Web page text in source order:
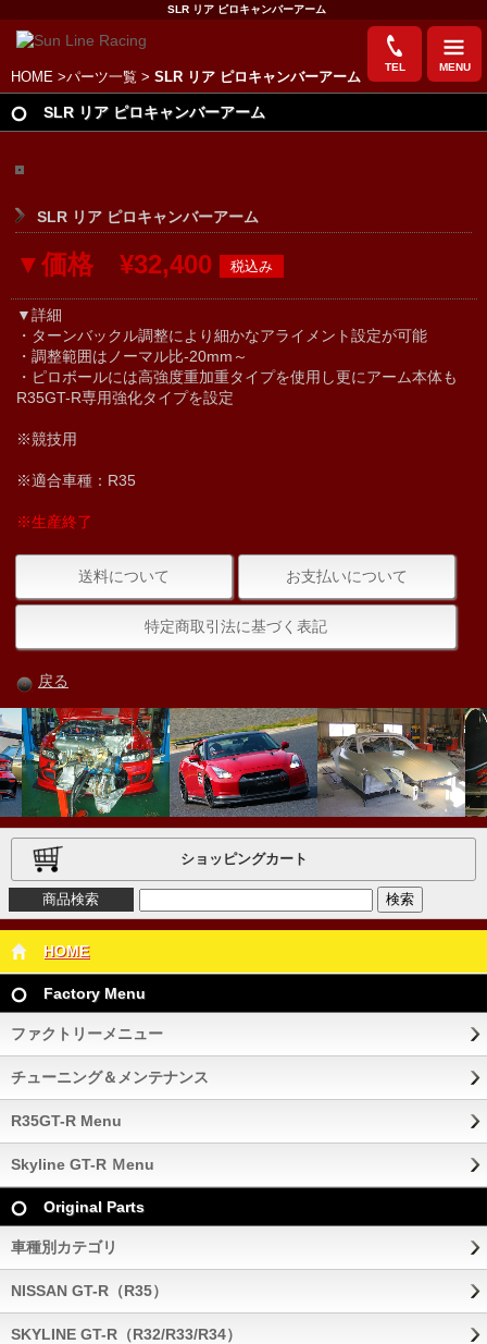
SLR リア ピロキャンバーアーム
TEL MENU
HOME >パーツ一覧 > SLR リア ピロキャンバーアーム
SLR リア ピロキャンバーアーム
SLR リア ピロキャンバーアーム
▼価格 ¥32,400
▼詳細
・ターンバックル調整により細かなアライメント設定が可能
・調整範囲はノーマル比-20mm～
・ピロボールには高強度重加重タイプを使用し更にアーム本体も
R35GT-R専用強化タイプを設定
※競技用
※適合車種：R35
※生産終了
送料について お支払いについて
特定商取引法に基づく表記
戻る
ショッピングカート
商品検索
HOME
Factory Menu
ファクトリーメニュー
チューニング＆メンテナンス
R35GT-R Menu
Skyline GT-R Ｍenu
Original Parts
車種別カテゴリ
NISSAN GT-R（R35）
SKYLINE GT-R（R32/R33/R34）